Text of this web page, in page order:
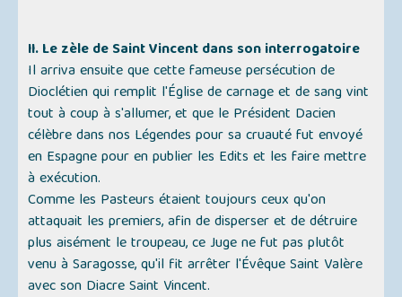
II. Le zèle de Saint Vincent dans son interrogatoire
Il arriva ensuite que cette fameuse persécution de
Dioclétien qui remplit l'Église de carnage et de sang vint
tout à coup à s'allumer, et que le Président Dacien
célèbre dans nos Légendes pour sa cruauté fut envoyé
en Espagne pour en publier les Edits et les faire mettre
à exécution.
Comme les Pasteurs étaient toujours ceux qu'on
attaquait les premiers, afin de disperser et de détruire
plus aisément le troupeau, ce Juge ne fut pas plutôt
venu à Saragosse, qu'il fit arrêter l'Évêque Saint Valère
avec son Diacre Saint Vincent.